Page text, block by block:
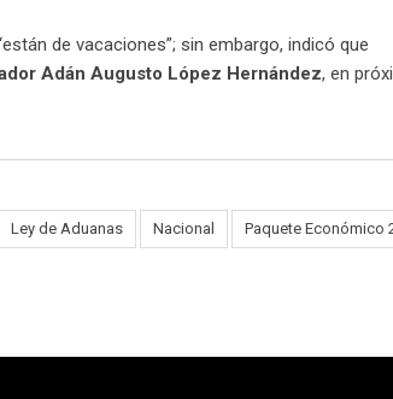
de vacaciones”; sin embargo, indicó que
Adán Augusto López Hernández, en
Ley de Aduanas Nacional Paquete Económico